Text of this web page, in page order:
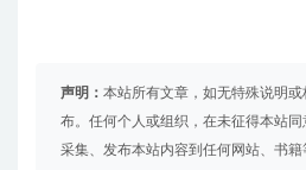
声明： 本站所有文章，如无特殊说明
布。任何个人或组织，在未征得本站同
采集、发布本站内容到任何网站、书